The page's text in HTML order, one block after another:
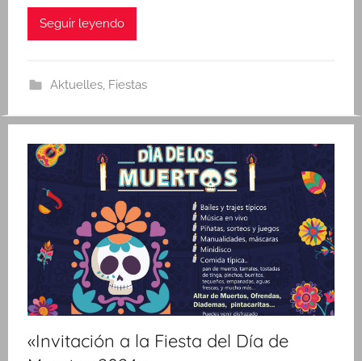
Seguir leyendo
Aktuelles, Fiestas
«Invitación a la Fiesta del Día de